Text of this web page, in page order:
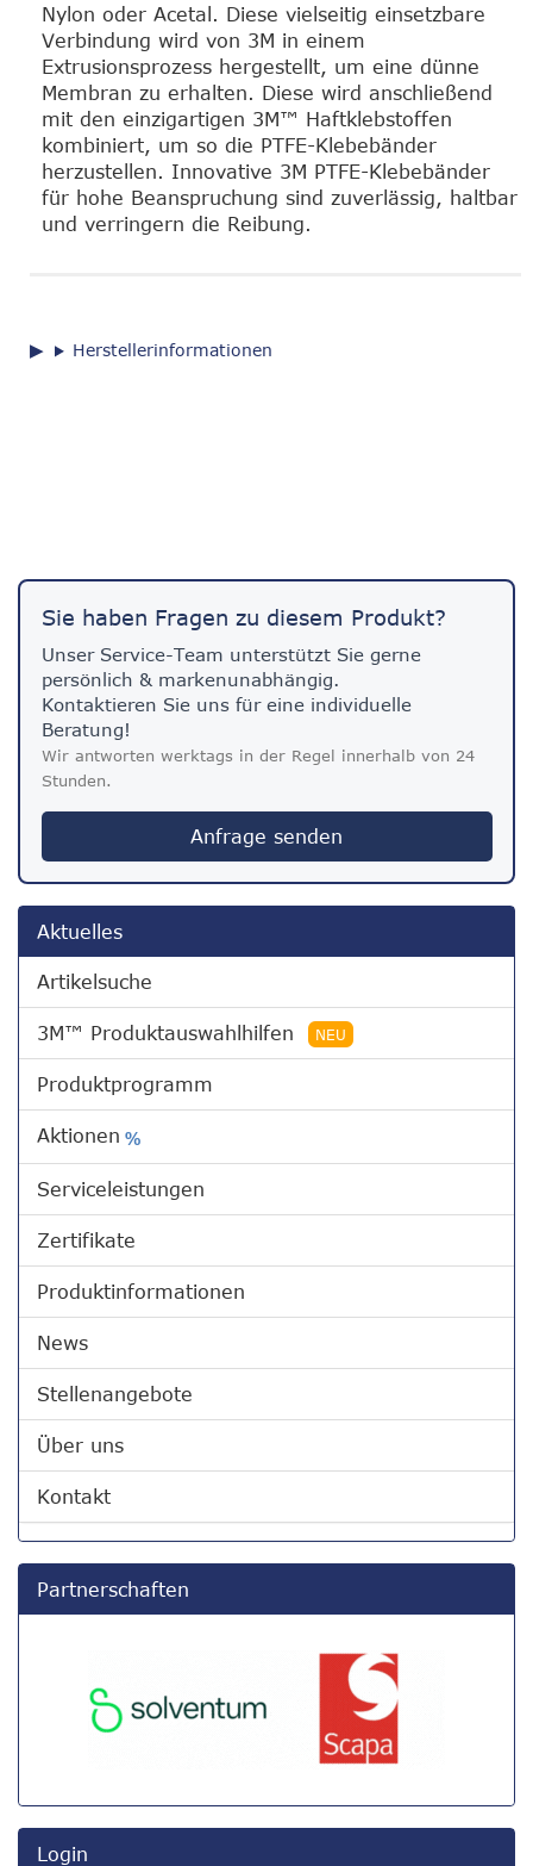
Nylon oder Acetal. Diese vielseitig einsetzbare
Verbindung wird von 3M in einem
Extrusionsprozess hergestellt, um eine dünne
Membran zu erhalten. Diese wird anschließend
mit den einzigartigen 3M™ Haftklebstoffen
kombiniert, um so die PTFE-Klebebänder
herzustellen. Innovative 3M PTFE-Klebebänder
für hohe Beanspruchung sind zuverlässig, haltbar
und verringern die Reibung.
Herstellerinformationen
Sie haben Fragen zu diesem Produkt?
Unser Service-Team unterstützt Sie gerne
persönlich & markenunabhängig.
Kontaktieren Sie uns für eine individuelle
Beratung!
Wir antworten werktags in der Regel innerhalb von 24
Stunden.
Anfrage senden
Aktuelles
Artikelsuche
3M™ Produktauswahlhilfen NEU
Produktprogramm
Aktionen %
Serviceleistungen
Zertifikate
Produktinformationen
News
Stellenangebote
Über uns
Kontakt
Partnerschaften
Login